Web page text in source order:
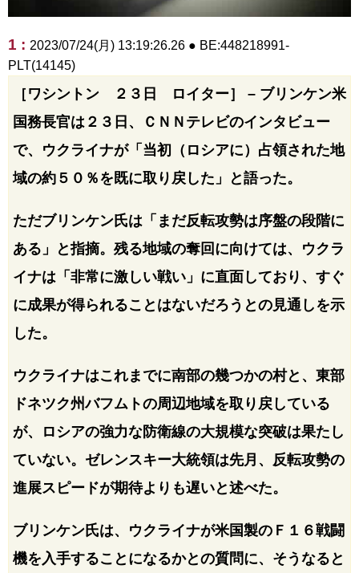
1 : 2023/07/24(月) 13:19:26.26 ● BE:448218991-
PLT(14145)
［ワシントン ２３日 ロイター］ – ブリンケン米
国務長官は２３日、ＣＮＮテレビのインタビュー
で、ウクライナが「当初（ロシアに）占領された地
域の約５０％を既に取り戻した」と語った。
ただブリンケン氏は「まだ反転攻勢は序盤の段階に
ある」と指摘。残る地域の奪回に向けては、ウクラ
イナは「非常に激しい戦い」に直面しており、すぐ
に成果が得られることはないだろうとの見通しを示
した。
ウクライナはこれまでに南部の幾つかの村と、東部
ドネツク州バフムトの周辺地域を取り戻している
が、ロシアの強力な防衛線の大規模な突破は果たし
ていない。ゼレンスキー大統領は先月、反転攻勢の
進展スピードが期待よりも遅いと述べた。
ブリンケン氏は、ウクライナが米国製のＦ１６戦闘
機を入手することになるかとの質問に、そうなると